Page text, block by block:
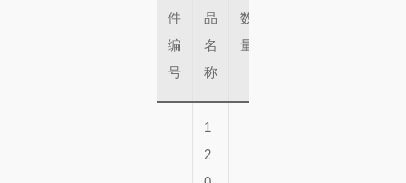
件
编
号
品
名
称
数
量
1
2